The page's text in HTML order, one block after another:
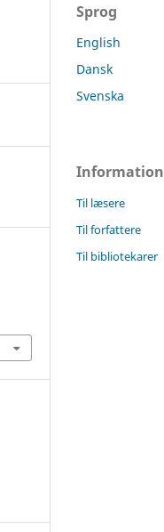
Sprog
English
Dansk
Svenska
Information
Til læsere
Til forfattere
Til bibliotekarer